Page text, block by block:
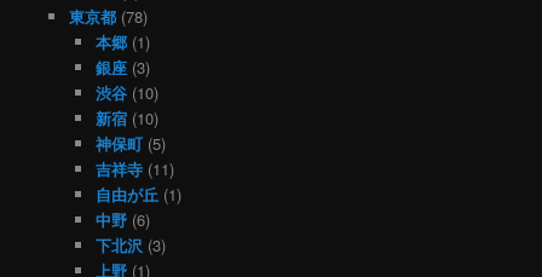
東京都(78)
本郷 (1)
銀座 (3)
渋谷 (10)
新宿 (10)
神保町 (5)
吉祥寺 (11)
自由が丘 (1)
中野 (6)
下北沢 (3)
上野 (1)